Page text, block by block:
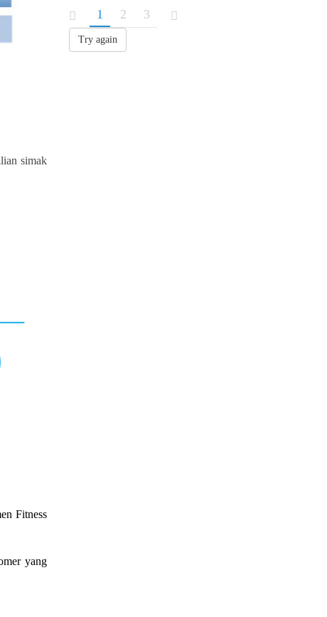
simak
Fitness
yang
1 2 3
Try again